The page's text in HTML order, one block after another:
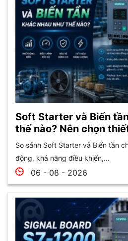
Soft Starter và Biến
thế nào? Nên chọn
So sánh Soft Starter và Biến tần
động, khả năng điều khiển,...
06 - 08 - 2026